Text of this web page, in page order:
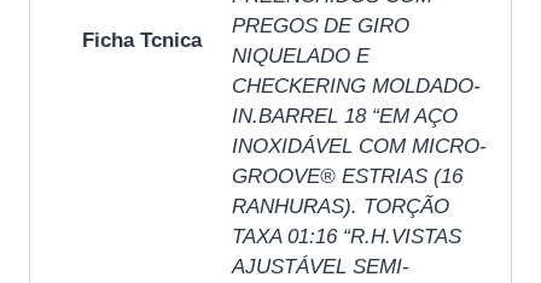
Ficha Tcnica
PREGOS DE GIRO
NIQUELADO E
CHECKERING MOLDADO-
IN.BARREL 18 “EM AÇO
INOXIDÁVEL COM MICRO-
GROOVE® ESTRIAS (16
RANHURAS). TORÇÃO
TAXA 01:16 “R.H.VISTAS
AJUSTÁVEL SEMI-